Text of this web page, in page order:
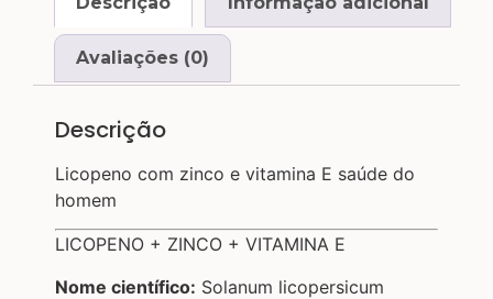
Avaliações (0)
Descrição
Licopeno com zinco e vitamina E saúde do
homem
LICOPENO + ZINCO + VITAMINA E
Nome científico: Solanum licopersicum